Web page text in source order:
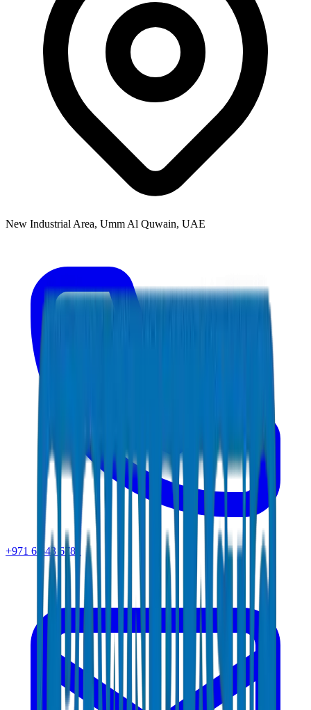
New Industrial Area, Umm Al Quwain, UAE
+971 6 543 6781